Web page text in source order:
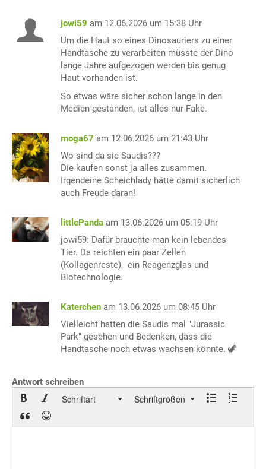
jowi59 am 12.06.2026 um 15:38 Uhr
Um die Haut so eines Dinosauriers zu einer
Handtasche zu verarbeiten müsste der Dino
lange Jahre aufgezogen werden bis genug
Haut vorhanden ist.
So etwas wäre sicher schon lange in den
Medien gestanden, ist alles nur Fake.
moga67 am 12.06.2026 um 21:43 Uhr
Wo sind da sie Saudis???
Die kaufen sonst ja alles zusammen.
Irgendeine Scheichlady hätte damit sicherlich
auch Freude daran!
littlePanda am 13.06.2026 um 05:19 Uhr
jowi59: Dafür brauchte man kein lebendes
Tier. Da reichten ein paar Zellen
(Kollagenreste), ein Reagenzglas und
Biotechnologie.
Katerchen am 13.06.2026 um 08:45 Uhr
Vielleicht hatten die Saudis mal "Jurassic
Park" gesehen und Bedenken, dass die
Handtasche noch etwas wachsen könnte. 🦖
Antwort schreiben
Schriftart Schriftgrößen